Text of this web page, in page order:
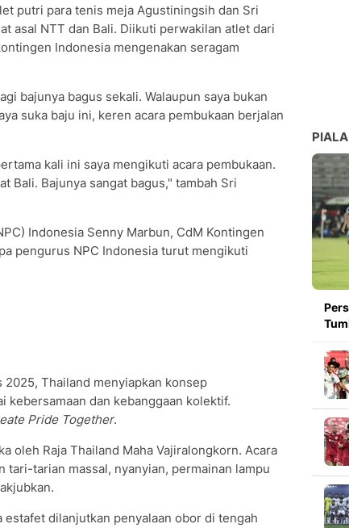
putri para tenis meja Agustiningsih dan Sri
asal NTT dan Bali. Diikuti perwakilan atlet dari
Indonesia mengenakan seragam
bajunya bagus sekali. Walaupun saya bukan
suka baju ini, keren acara pembukaan berjalan
kali ini saya mengikuti acara pembukaan.
Bali. Bajunya sangat bagus," tambah Sri
Indonesia Senny Marbun, CdM Kontingen
pengurus NPC Indonesia turut mengikuti
2025, Thailand menyiapkan konsep
kebersamaan dan kebanggaan kolektif.
Pride Together.
oleh Raja Thailand Maha Vajiralongkorn. Acara
tari-tarian massal, nyanyian, permainan lampu
dilanjutkan penyalaan obor di tengah